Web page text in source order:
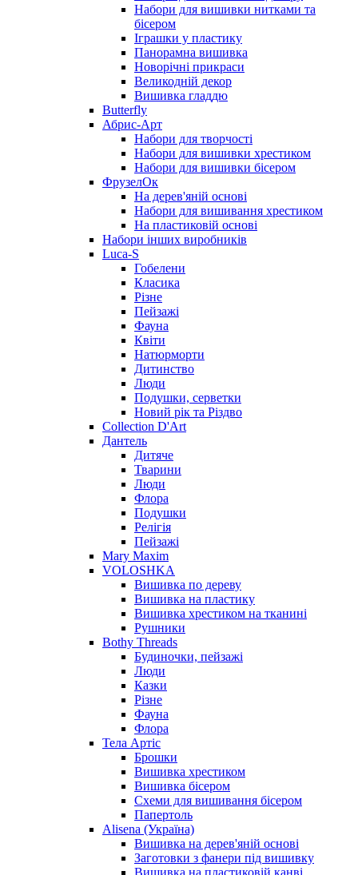
Набори для вишивки нитками та
бісером
Іграшки у пластику
Панорамна вишивка
Новорічні прикраси
Великодній декор
Вишивка гладдю
Butterfly
Абрис-Арт
Набори для творчості
Набори для вишивки хрестиком
Набори для вишивки бісером
ФрузелОк
На дерев'яній основі
Набори для вишивання хрестиком
На пластиковій основі
Набори інших виробників
Luca-S
Гобелени
Класика
Різне
Пейзажі
Фауна
Квіти
Натюрморти
Дитинство
Люди
Подушки, серветки
Новий рік та Різдво
Collection D'Art
Дантель
Дитяче
Тварини
Люди
Флора
Подушки
Релігія
Пейзажі
Mary Maxim
VOLOSHKA
Вишивка по дереву
Вишивка на пластику
Вишивка хрестиком на тканині
Рушники
Bothy Threads
Будиночки, пейзажі
Люди
Казки
Різне
Фауна
Флора
Тела Артіс
Брошки
Вишивка хрестиком
Вишивка бісером
Схеми для вишивання бісером
Папертоль
Alisena (Україна)
Вишивка на дерев'яній основі
Заготовки з фанери під вишивку
Вишивка на пластиковій канві